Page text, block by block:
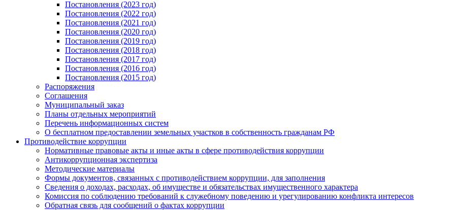
Постановления (2023 год)
Постановления (2022 год)
Постановления (2021 год)
Постановления (2020 год)
Постановления (2019 год)
Постановления (2018 год)
Постановления (2017 год)
Постановления (2016 год)
Постановления (2015 год)
Распоряжения
Соглашения
Муниципальный заказ
Планы отдельных мероприятий
Перечень информационных систем
О бесплатном предоставлении земельных участков в собственность гражданам РФ
Противодействие коррупции
Нормативные правовые акты и иные акты в сфере противодействия коррупции
Антикоррупционная экспертиза
Методические материалы
Формы документов, связанных с противодействием коррупции, для заполнения
Сведения о доходах, расходах, об имуществе и обязательствах имущественного характера
Комиссия по соблюдению требований к служебному поведению и урегулированию конфликта интересов
Обратная связь для сообщений о фактах коррупции